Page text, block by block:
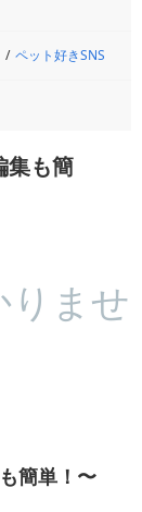
ペット好きSNS
集も簡
りませ
簡単！〜